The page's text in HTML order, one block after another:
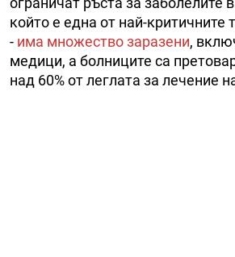
който е една от най-критичните
- има множество заразени,
медици, а болниците са
над 60% от леглата за лечение